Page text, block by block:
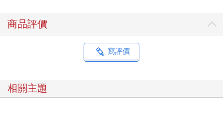
商品評價
寫評價
相關主題